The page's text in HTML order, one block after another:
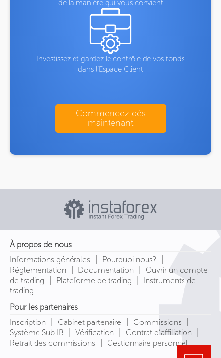
de la manière qui vous convient
Investissez et gardez le contrôle de vos fonds
dans l’Espace Client
Commencez dès
maintenant
À propos de nous
Informations générales
Pourquoi nous?
Réglementation Documentation
Ouvrir un compte
de trading
Plateforme de trading
Instruments de
trading
Pour les partenaires
Inscription
Cabinet partenaire Commissions
Système Sub IB Vérification Contrat d’affiliation
Retrait des commissions Gestionnaire personnel